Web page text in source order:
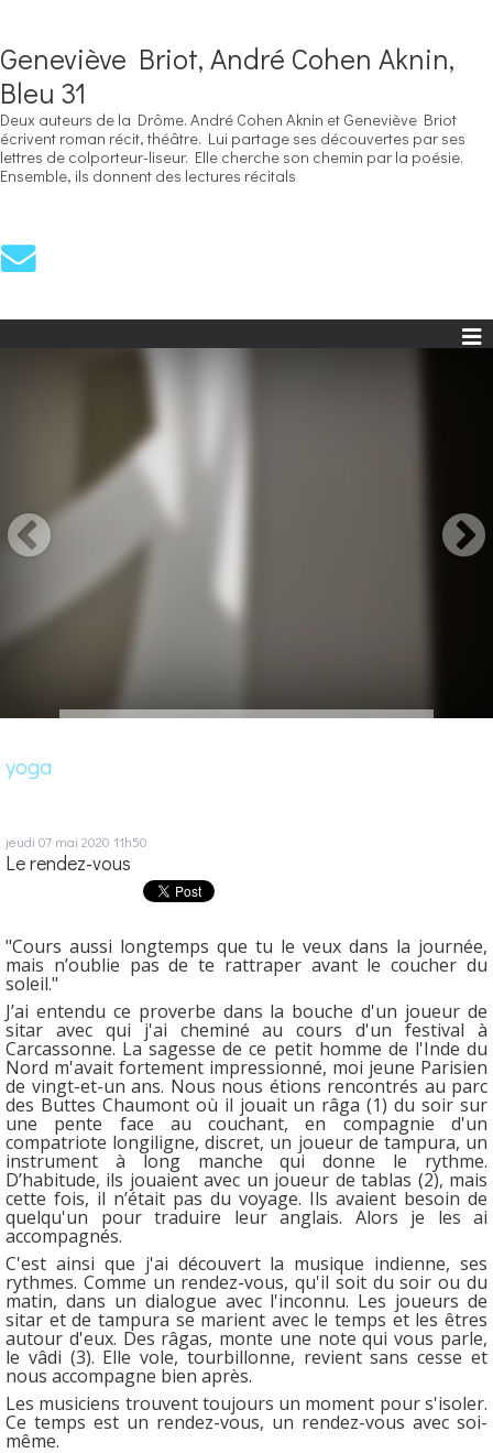
Geneviève Briot, André Cohen Aknin,
Bleu 31
Deux auteurs de la Drôme. André Cohen Aknin et Geneviève Briot
écrivent roman récit, théâtre. Lui partage ses découvertes par ses
lettres de colporteur-liseur. Elle cherche son chemin par la poésie.
Ensemble, ils donnent des lectures récitals
yoga
jeudi 07 mai 2020 11h50
Le rendez-vous
"Cours aussi longtemps que tu le veux dans la journée,
mais n’oublie pas de te rattraper avant le coucher du
soleil."
J’ai entendu ce proverbe dans la bouche d'un joueur de
sitar avec qui j'ai cheminé au cours d'un festival à
Carcassonne. La sagesse de ce petit homme de l'Inde du
Nord m'avait fortement impressionné, moi jeune Parisien
de vingt-et-un ans. Nous nous étions rencontrés au parc
des Buttes Chaumont où il jouait un râga (1) du soir sur
une pente face au couchant, en compagnie d'un
compatriote longiligne, discret, un joueur de tampura, un
instrument à long manche qui donne le rythme.
D’habitude, ils jouaient avec un joueur de tablas (2), mais
cette fois, il n’était pas du voyage. Ils avaient besoin de
quelqu'un pour traduire leur anglais. Alors je les ai
accompagnés.
C'est ainsi que j'ai découvert la musique indienne, ses
rythmes. Comme un rendez-vous, qu'il soit du soir ou du
matin, dans un dialogue avec l'inconnu. Les joueurs de
sitar et de tampura se marient avec le temps et les êtres
autour d'eux. Des râgas, monte une note qui vous parle,
le vâdi (3). Elle vole, tourbillonne, revient sans cesse et
nous accompagne bien après.
Les musiciens trouvent toujours un moment pour s'isoler.
Ce temps est un rendez-vous, un rendez-vous avec soi-
même.